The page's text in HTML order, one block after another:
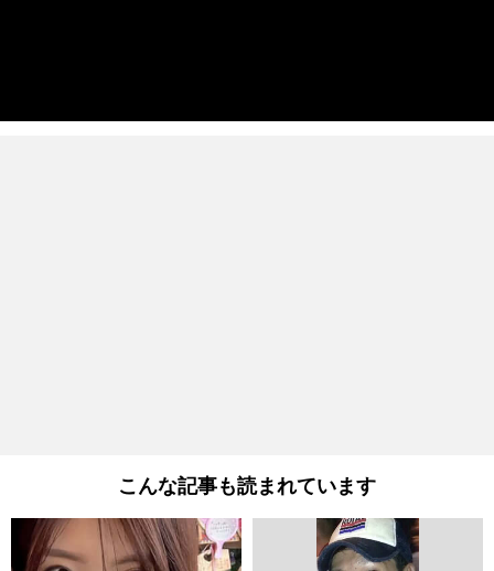
こんな記事も読まれています